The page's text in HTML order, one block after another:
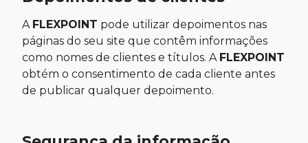
A FLEXPOINT pode utilizar depoimentos nas
páginas do seu site que contêm informações
como nomes de clientes e títulos. A FLEXPOINT
obtém o consentimento de cada cliente antes
de publicar qualquer depoimento.